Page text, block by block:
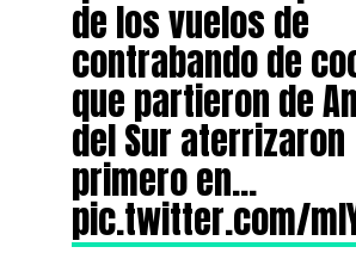
de los vuelos de
contrabando de
que partieron de
del Sur aterrizaron
primero en…
pic.twitter.com/